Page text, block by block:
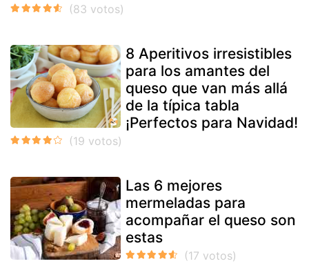
8 Aperitivos irresistibles
para los amantes del
queso que van más allá
de la típica tabla
¡Perfectos para Navidad!
Las 6 mejores
mermeladas para
acompañar el queso son
estas